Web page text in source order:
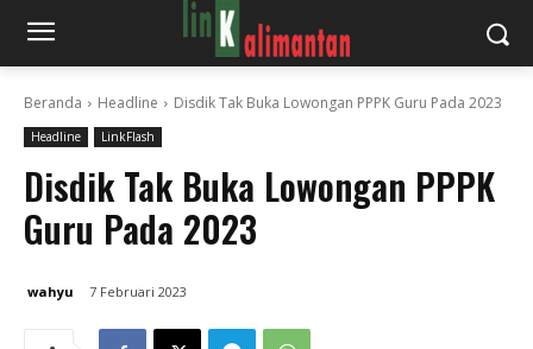
Beranda Headline Disdik Tak Buka Lowongan PPPK Guru Pada 2023
Headline LinkFlash
Disdik Tak Buka Lowongan PPPK
Guru Pada 2023
wahyu 7 Februari 2023